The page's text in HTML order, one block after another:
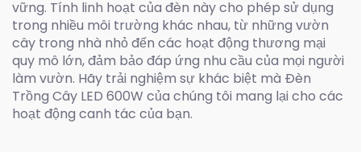
vững. Tính linh hoạt của đèn này cho phép sử dụng
trong nhiều môi trường khác nhau, từ những vườn
cây trong nhà nhỏ đến các hoạt động thương mại
quy mô lớn, đảm bảo đáp ứng nhu cầu của mọi người
làm vườn. Hãy trải nghiệm sự khác biệt mà Đèn
Trồng Cây LED 600W của chúng tôi mang lại cho các
hoạt động canh tác của bạn.